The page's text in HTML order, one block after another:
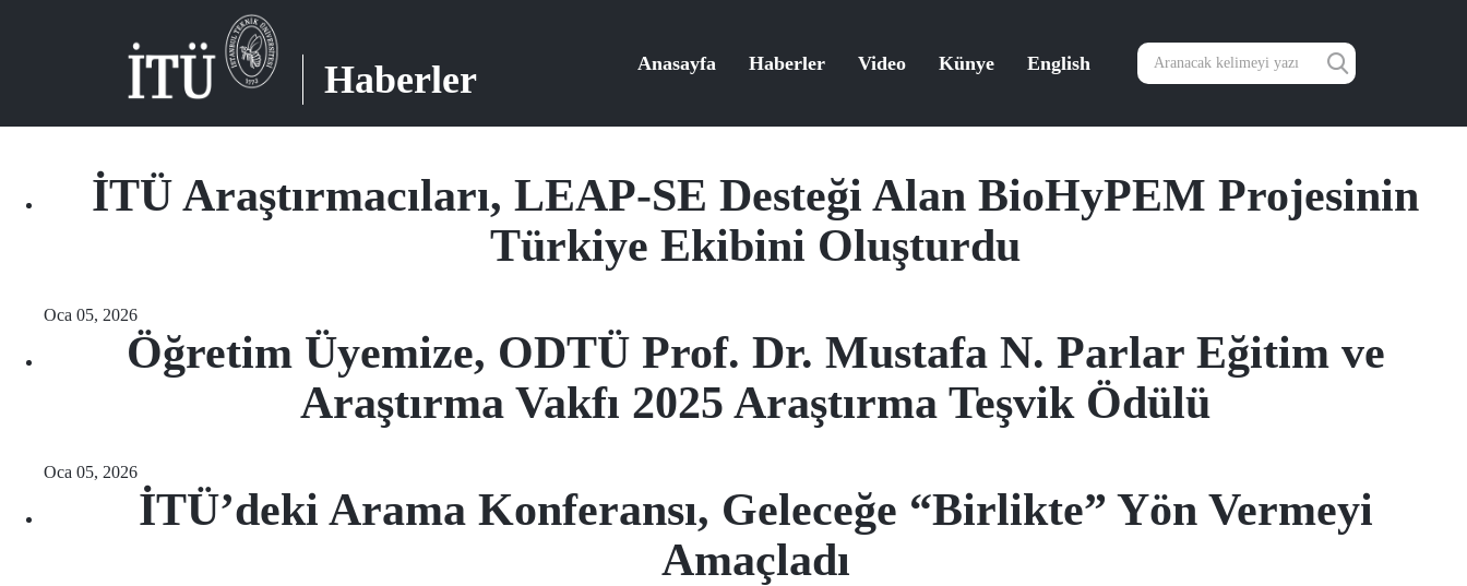
Haberler Anasayfa Haberler Video Künye English
İTÜ Araştırmacıları, LEAP-SE Desteği Alan BioHyPEM Projesinin
Türkiye Ekibini Oluşturdu
Oca 05, 2026
Öğretim Üyemize, ODTÜ Prof. Dr. Mustafa N. Parlar Eğitim ve
Araştırma Vakfı 2025 Araştırma Teşvik Ödülü
Oca 05, 2026
İTÜ’deki Arama Konferansı, Geleceğe “Birlikte” Yön Vermeyi
Amaçladı